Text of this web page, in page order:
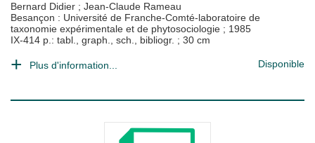
Bernard Didier ; Jean-Claude Rameau
Besançon : Université de Franche-Comté-laboratoire de
taxonomie expérimentale et de phytosociologie ; 1985
IX-414 p.: tabl., graph., sch., bibliogr. ; 30 cm
Plus d'information... Disponible